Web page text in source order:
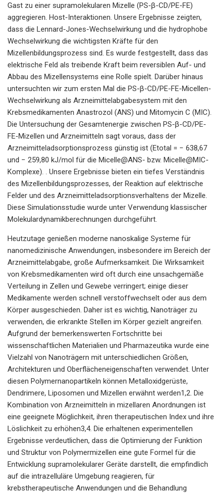
Gast zu einer supramolekularen Mizelle (PS-β-CD/PE-FE)
aggregieren. Host-Interaktionen. Unsere Ergebnisse zeigten,
dass die Lennard-Jones-Wechselwirkung und die hydrophobe
Wechselwirkung die wichtigsten Kräfte für den
Mizellenbildungsprozess sind. Es wurde festgestellt, dass das
elektrische Feld als treibende Kraft beim reversiblen Auf- und
Abbau des Mizellensystems eine Rolle spielt. Darüber hinaus
untersuchten wir zum ersten Mal die PS-β-CD/PE-FE-Micellen-
Wechselwirkung als Arzneimittelabgabesystem mit den
Krebsmedikamenten Anastrozol (ANS) und Mitomycin C (MIC).
Die Untersuchung der Gesamtenergie zwischen PS-β-CD/PE-
FE-Mizellen und Arzneimitteln sagt voraus, dass der
Arzneimitteladsorptionsprozess günstig ist (Etotal = − 638,67
und − 259,80 kJ/mol für die Micelle@ANS- bzw. Micelle@MIC-
Komplexe). . Unsere Ergebnisse bieten ein tiefes Verständnis
des Mizellenbildungsprozesses, der Reaktion auf elektrische
Felder und des Arzneimitteladsorptionsverhaltens der Mizelle.
Diese Simulationsstudie wurde unter Verwendung klassischer
Molekulardynamikberechnungen durchgeführt.
Heutzutage genießen moderne nanoskalige Systeme für
nanomedizinische Anwendungen, insbesondere im Bereich der
Arzneimittelabgabe, große Aufmerksamkeit. Die Wirksamkeit
von Krebsmedikamenten wird oft durch eine unsachgemäße
Verteilung in Zellen und Gewebe verringert; einige dieser
Medikamente werden schnell verstoffwechselt oder aus dem
Körper ausgeschieden. Daher ist es wichtig, Nanoträger zu
verwenden, die erkrankte Stellen im Körper gezielt angreifen.
Aufgrund der bemerkenswerten Fortschritte bei
wissenschaftlichen Materialien und Pharmazeutika wurde eine
Vielzahl von Nanoträgern mit unterschiedlichen Größen,
Architekturen und Oberflächeneigenschaften verwendet. Unter
diesen Polymernanopartikeln können Metalloxidgerüste,
Dendrimere, Liposomen und Mizellen erwähnt werden1,2. Die
Kombination von Arzneimitteln in mizellaren Anordnungen ist
eine geeignete Möglichkeit, ihren therapeutischen Index und ihre
Löslichkeit zu erhöhen3,4. Die erhaltenen experimentellen
Ergebnisse verdeutlichen, dass die Optimierung der Funktion
und Struktur von Polymermizellen eine gute Formel für die
Entwicklung supramolekularer Geräte darstellt, die empfindlich
auf die intrazelluläre Umgebung reagieren, für
krebstherapeutische Anwendungen und die Behandlung